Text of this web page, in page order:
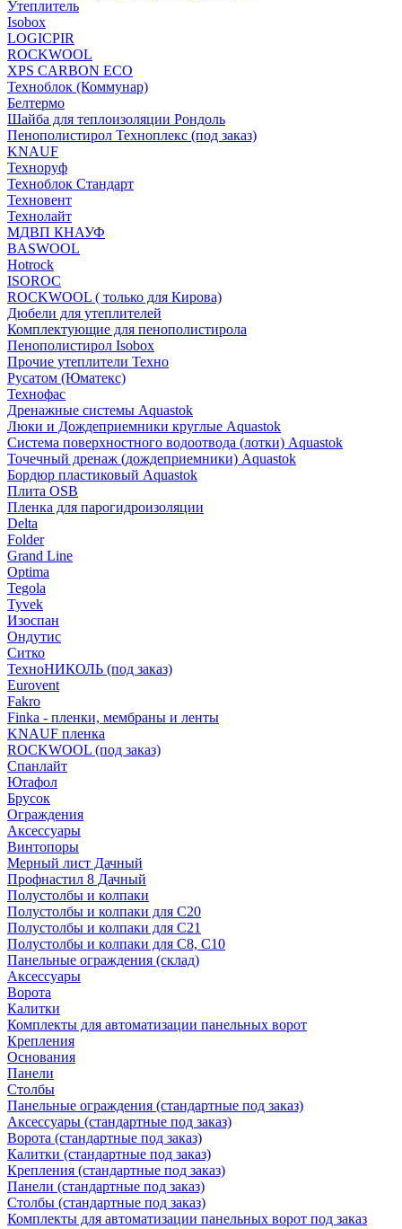
Утеплитель
Isobox
LOGICPIR
ROCKWOOL
XPS CARBON ECO
Техноблок (Коммунар)
Белтермо
Шайба для теплоизоляции Рондоль
Пенополистирол Техноплекс (под заказ)
KNАUF
Технoруф
Техноблок Стандарт
Техновент
Технолайт
МДВП КНАУФ
BASWOOL
Hotrock
ISOROC
ROCKWOOL ( только для Кирова)
Дюбели для утеплителей
Комплектующие для пенополистирола
Пенополистирол Isobox
Прочие утеплители Техно
Русатом (Юматекс)
Технофас
Дренажные системы Aquastok
Люки и Дождеприемники круглые Aquastok
Система поверхностного водоотвода (лотки) Aquastok
Точечный дренаж (дождеприемники) Aquastok
Бордюр пластиковый Aquastok
Плита OSB
Пленка для парогидроизоляции
Delta
Folder
Grand Line
Optima
Tegola
Tyvek
Изоспан
Ондутис
Ситко
ТехноНИКОЛЬ (под заказ)
Eurovent
Fakro
Finka - пленки, мембраны и ленты
KNAUF пленка
ROCKWOOL (под заказ)
Спанлайт
Ютафол
Брусок
Ограждения
Аксессуары
Винтопоры
Мерный лист Дачный
Профнастил 8 Дачный
Полустолбы и колпаки
Полустолбы и колпаки для С20
Полустолбы и колпаки для С21
Полустолбы и колпаки для С8, С10
Панельные ограждения (склад)
Аксессуары
Ворота
Калитки
Комплекты для автоматизации панельных ворот
Крепления
Основания
Панели
Столбы
Панельные ограждения (стандартные под заказ)
Аксессуары (стандартные под заказ)
Ворота (стандартные под заказ)
Калитки (стандартные под заказ)
Крепления (стандартные под заказ)
Панели (стандартные под заказ)
Столбы (стандартные под заказ)
Комплекты для автоматизации панельных ворот под заказ